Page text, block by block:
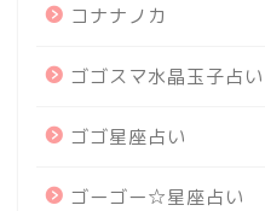
コナナノカ
ゴゴスマ水晶玉子占い
ゴゴ星座占い
ゴーゴー☆星座占い